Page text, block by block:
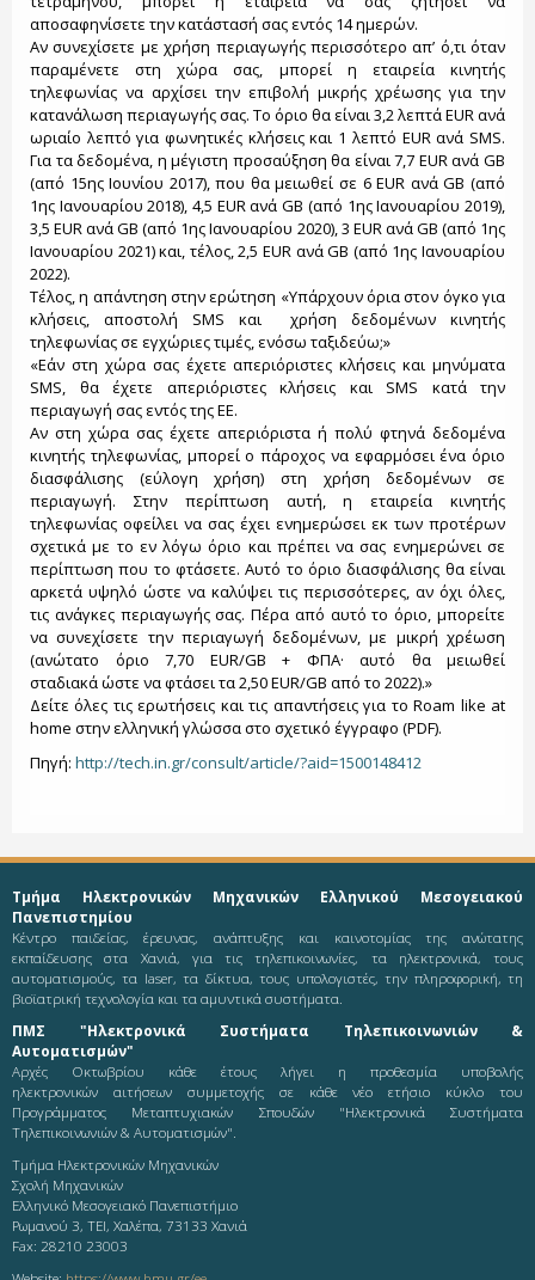
αποσαφηνίσετε την κατάστασή σας εντός 14 ημερών.
Αν συνεχίσετε με χρήση περιαγωγής περισσότερο απ’ ό,τι όταν
παραμένετε στη χώρα σας, μπορεί η εταιρεία κινητής
τηλεφωνίας να αρχίσει την επιβολή μικρής χρέωσης για την
κατανάλωση περιαγωγής σας. Το όριο θα είναι 3,2 λεπτά EUR ανά
ωριαίο λεπτό για φωνητικές κλήσεις και 1 λεπτό EUR ανά SMS.
Για τα δεδομένα, η μέγιστη προσαύξηση θα είναι 7,7 EUR ανά GB
(από 15ης Ιουνίου 2017), που θα μειωθεί σε 6 EUR ανά GB (από
1ης Ιανουαρίου 2018), 4,5 EUR ανά GB (από 1ης Ιανουαρίου 2019),
3,5 EUR ανά GB (από 1ης Ιανουαρίου 2020), 3 EUR ανά GB (από 1ης
Ιανουαρίου 2021) και, τέλος, 2,5 EUR ανά GB (από 1ης Ιανουαρίου
2022).
Τέλος, η απάντηση στην ερώτηση «Υπάρχουν όρια στον όγκο για
κλήσεις, αποστολή SMS και χρήση δεδομένων κινητής
τηλεφωνίας σε εγχώριες τιμές, ενόσω ταξιδεύω;»
«Εάν στη χώρα σας έχετε απεριόριστες κλήσεις και μηνύματα
SMS, θα έχετε απεριόριστες κλήσεις και SMS κατά την
περιαγωγή σας εντός της ΕΕ.
Αν στη χώρα σας έχετε απεριόριστα ή πολύ φτηνά δεδομένα
κινητής τηλεφωνίας, μπορεί ο πάροχος να εφαρμόσει ένα όριο
διασφάλισης (εύλογη χρήση) στη χρήση δεδομένων σε
περιαγωγή. Στην περίπτωση αυτή, η εταιρεία κινητής
τηλεφωνίας οφείλει να σας έχει ενημερώσει εκ των προτέρων
σχετικά με το εν λόγω όριο και πρέπει να σας ενημερώνει σε
περίπτωση που το φτάσετε. Αυτό το όριο διασφάλισης θα είναι
αρκετά υψηλό ώστε να καλύψει τις περισσότερες, αν όχι όλες,
τις ανάγκες περιαγωγής σας. Πέρα από αυτό το όριο, μπορείτε
να συνεχίσετε την περιαγωγή δεδομένων, με μικρή χρέωση
(ανώτατο όριο 7,70 EUR/GB + ΦΠΑ· αυτό θα μειωθεί
σταδιακά ώστε να φτάσει τα 2,50 EUR/GB από το 2022).»
Δείτε όλες τις ερωτήσεις και τις απαντήσεις για το Roam like at
home στην ελληνική γλώσσα στο σχετικό έγγραφο (PDF).
Πηγή: http://tech.in.gr/consult/article/?aid=1500148412
Τμήμα Ηλεκτρονικών Μηχανικών Ελληνικού Μεσογειακού
Πανεπιστημίου
Κέντρο παιδείας, έρευνας, ανάπτυξης και καινοτομίας της ανώτατης
εκπαίδευσης στα Χανιά, για τις τηλεπικοινωνίες, τα ηλεκτρονικά, τους
αυτοματισμούς, τα laser, τα δίκτυα, τους υπολογιστές, την πληροφορική, τη
βιοϊατρική τεχνολογία και τα αμυντικά συστήματα.
ΠΜΣ "Ηλεκτρονικά Συστήματα Τηλεπικοινωνιών &
Αυτοματισμών"
Αρχές Οκτωβρίου κάθε έτους λήγει η προθεσμία υποβολής
ηλεκτρονικών αιτήσεων συμμετοχής σε κάθε νέο ετήσιο κύκλο του
Προγράμματος Μεταπτυχιακών Σπουδών "Ηλεκτρονικά Συστήματα
Τηλεπικοινωνιών & Αυτοματισμών".
Τμήμα Ηλεκτρονικών Μηχανικών
Σχολή Μηχανικών
Ελληνικό Μεσογειακό Πανεπιστήμιο
Ρωμανού 3, ΤΕΙ, Χαλέπα, 73133 Χανιά
Fax: 28210 23003